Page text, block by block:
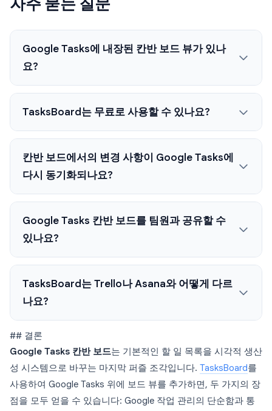
Google Tasks에 내장된 칸반 보드 뷰가 있나
요?
TasksBoard는 무료로 사용할 수 있나요?
칸반 보드에서의 변경 사항이 Google Tasks에
다시 동기화되나요?
Google Tasks 칸반 보드를 팀원과 공유할 수
있나요?
TasksBoard는 Trello나 Asana와 어떻게 다르
나요?
## 결론
Google Tasks 칸반 보드는 기본적인 할 일 목록을 시각적 생산
성 시스템으로 바꾸는 마지막 퍼즐 조각입니다. TasksBoard를
사용하여 Google Tasks 위에 보드 뷰를 추가하면, 두 가지의 장
점을 모두 얻을 수 있습니다: Google 작업 관리의 단순함과 통